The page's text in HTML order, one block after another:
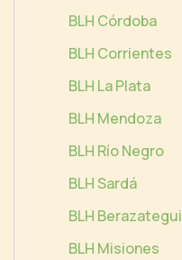
BLH Córdoba
BLH Corrientes
BLH La Plata
BLH Mendoza
BLH Río Negro
BLH Sardá
BLH Berazategui
BLH Misiones